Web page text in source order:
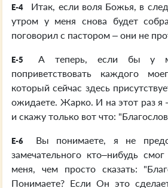
E-4
Итак, если воля Божья, в
утром у меня снова будет
поговорил с пастором – они не
E-5
А теперь, если бы у
поприветствовать каждого
который сейчас здесь
ожидаете. Жарко. И на этот раз я
и скажу только вот что:
E-6
Вы понимаете, я не
замечательного кто–нибудь
меня, чем просто сказать:
Понимаете? Если Он это